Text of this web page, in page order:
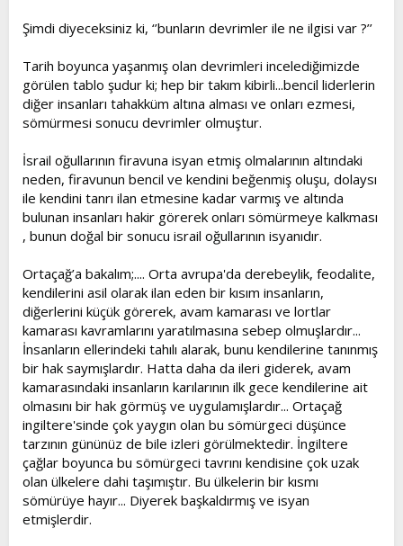
Şimdi diyeceksiniz ki, ‘’bunların devrimler ile ne ilgisi var ?’’
Tarih boyunca yaşanmış olan devrimleri incelediğimizde
görülen tablo şudur ki; hep bir takım kibirli...bencil liderlerin
diğer insanları tahakküm altına alması ve onları ezmesi,
sömürmesi sonucu devrimler olmuştur.
İsrail oğullarının firavuna isyan etmiş olmalarının altındaki
neden, firavunun bencil ve kendini beğenmiş oluşu, dolaysı
ile kendini tanrı ilan etmesine kadar varmış ve altında
bulunan insanları hakir görerek onları sömürmeye kalkması
, bunun doğal bir sonucu israil oğullarının isyanıdır.
Ortaçağ’a bakalım;.... Orta avrupa'da derebeylik, feodalite,
kendilerini asil olarak ilan eden bir kısım insanların,
diğerlerini küçük görerek, avam kamarası ve lortlar
kamarası kavramlarını yaratılmasına sebep olmuşlardır...
İnsanların ellerindeki tahılı alarak, bunu kendilerine tanınmış
bir hak saymışlardır. Hatta daha da ileri giderek, avam
kamarasındaki insanların karılarının ilk gece kendilerine ait
olmasını bir hak görmüş ve uygulamışlardır... Ortaçağ
ingiltere'sinde çok yaygın olan bu sömürgeci düşünce
tarzının gününüz de bile izleri görülmektedir. İngiltere
çağlar boyunca bu sömürgeci tavrını kendisine çok uzak
olan ülkelere dahi taşımıştır. Bu ülkelerin bir kısmı
sömürüye hayır... Diyerek başkaldırmış ve isyan
etmişlerdir.